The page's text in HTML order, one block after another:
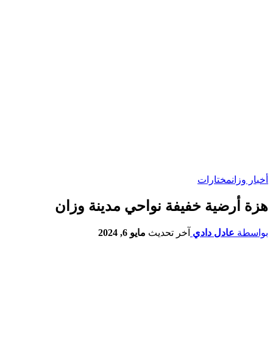
أخبار وزانمختارات
هزة أرضية خفيفة نواحي مدينة وزان
بواسطة عادل دادي آخر تحديث مايو 6, 2024